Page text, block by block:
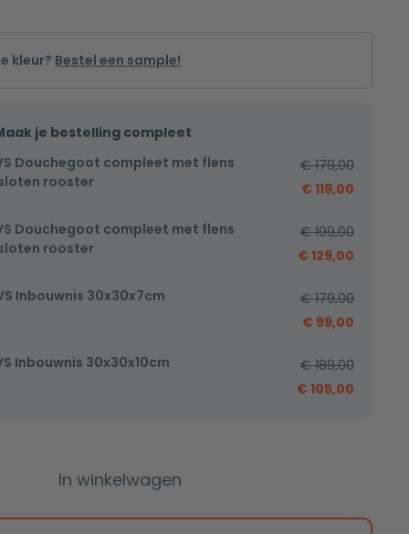
kleur? Bestel een sample!
je bestelling compleet
Douchegoot compleet met flens
rooster
€179,00
€ 119,00
Douchegoot compleet met flens
rooster
€199,00
€ 129,00
Inbouwnis 30x30x7cm €179,00
€ 99,00
Inbouwnis 30x30x10cm €189,00
€ 105,00
In winkelwagen